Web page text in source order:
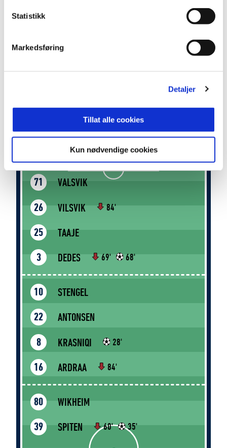
Statistikk
Markedsføring
Detaljer
Tillat alle cookies
Kun nødvendige cookies
Vi sees 25. juli – hjemme mot Lyn
Marienlyst, lørdag 25. juli klokka 18.00. Vi er
opprykk, og det er i høst dette skal avgjøres. Lad
opp i sommer – så fyller vi Gamle Gress og tar fatt
LAMHAUGE
71 VALSVIK
26 VILSVIK 84'
25 TAAJE
3 DEDES 69' 68'
10 STENGEL
22 ANTONSEN
8 KRASNIQI 28'
16 ARDRAA 84'
80 WIKHEIM
39 SPITEN 60' 35'